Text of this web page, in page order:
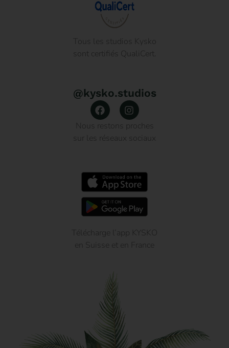
Tous les studios Kysko
sont certifiés QualiCert.
@kysko.studios
Nous restons proches
sur les réseaux sociaux
Télécharge l’app KYSKO
en Suisse et en France